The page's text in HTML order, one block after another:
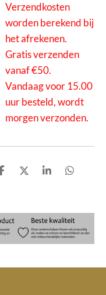
Verzendkosten
worden berekend bij
het afrekenen.
Gratis verzenden
vanaf €50.
Vandaag voor 15.00
uur besteld, wordt
morgen verzonden.
D
n
D
S
e
D
n